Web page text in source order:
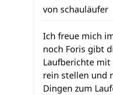
von schauläufer
Ich freue mich
noch Foris gibt
Laufberichte
rein stellen und
Dingen zum